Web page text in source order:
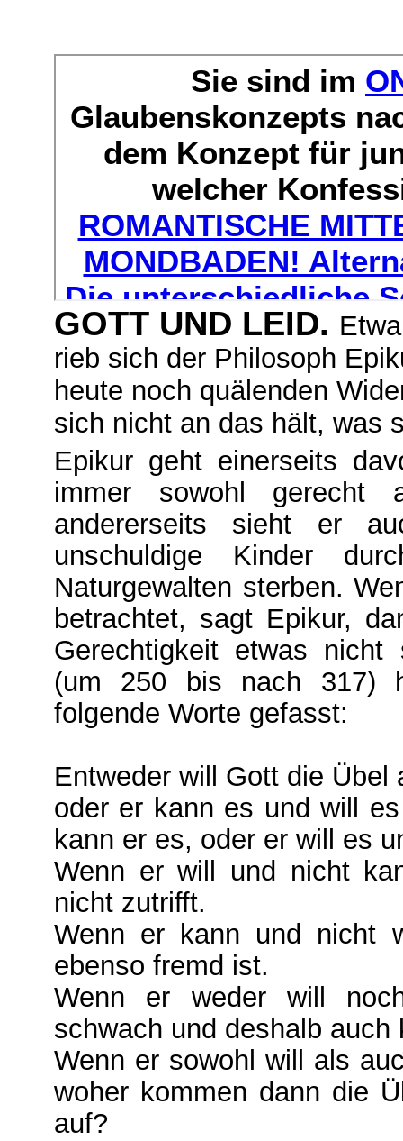
GOTT UND LEID. Etw
rieb sich der Philosoph
heute noch quälenden
sich nicht an das hält, was
Epikur geht einerseits
immer sowohl gerecht
andererseits sieht er
unschuldige Kinder
Naturgewalten sterben.
betrachtet, sagt Epikur,
Gerechtigkeit etwas nicht
(um 250 bis nach 317)
folgende Worte gefasst:
Entweder will Gott die
oder er kann es und will
kann er es, oder er will es
Wenn er will und nicht
nicht zutrifft.
Wenn er kann und nicht
ebenso fremd ist.
Wenn er weder will
schwach und deshalb auch
Wenn er sowohl will als
woher kommen dann die
auf?